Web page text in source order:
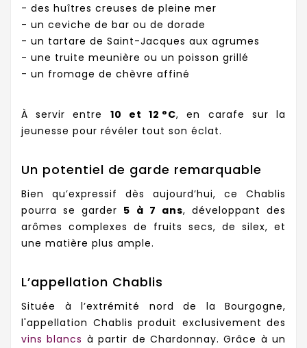
- des huîtres creuses de pleine mer
- un ceviche de bar ou de dorade
- un tartare de Saint-Jacques aux agrumes
- une truite meunière ou un poisson grillé
- un fromage de chèvre affiné
À servir entre 10 et 12 °C, en carafe sur la
jeunesse pour révéler tout son éclat.
Un potentiel de garde remarquable
Bien qu’expressif dès aujourd’hui, ce Chablis
pourra se garder 5 à 7 ans, développant des
arômes complexes de fruits secs, de silex, et
une matière plus ample.
L’appellation Chablis
Située à l’extrémité nord de la Bourgogne,
l'appellation Chablis produit exclusivement des
vins blancs à partir de Chardonnay. Grâce à un